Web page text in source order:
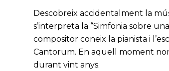
Descobreix accidentalment la
s’interpreta la “Simfonia sobre
compositor coneix la pianista i
Cantorum. En aquell moment
durant vint anys.